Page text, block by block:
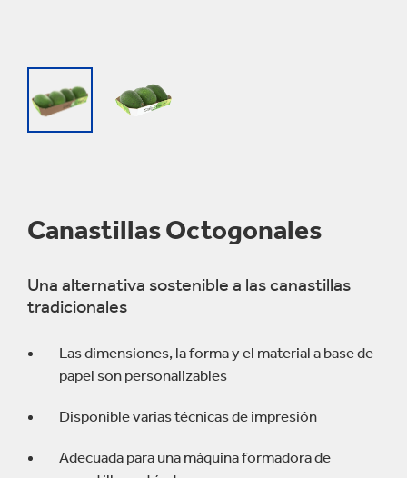
Canastillas Octogonales
Una alternativa sostenible a las canastillas
tradicionales
Las dimensiones, la forma y el material a base de
papel son personalizables
Disponible varias técnicas de impresión
Adecuada para una máquina formadora de